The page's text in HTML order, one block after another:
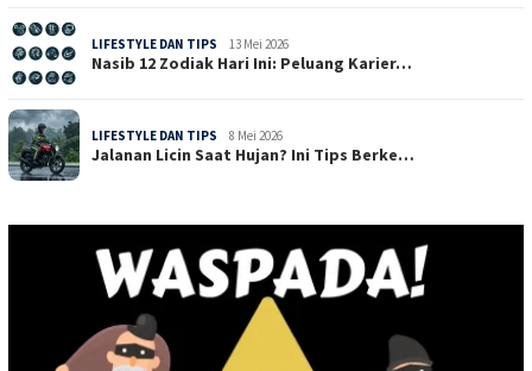
LIFESTYLE DAN TIPS 13 Mei 2026
Nasib 12 Zodiak Hari Ini: Peluang Karier…
LIFESTYLE DAN TIPS 8 Mei 2026
Jalanan Licin Saat Hujan? Ini Tips Berke…